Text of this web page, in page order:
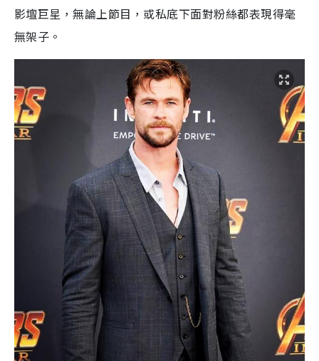
影壇巨星，無論上節目，或私底下面對粉絲都表現得毫
無架子。